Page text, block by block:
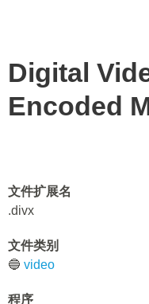
Digital
Encoded
文件扩展名
.divx
文件类别
🔵 video
程序